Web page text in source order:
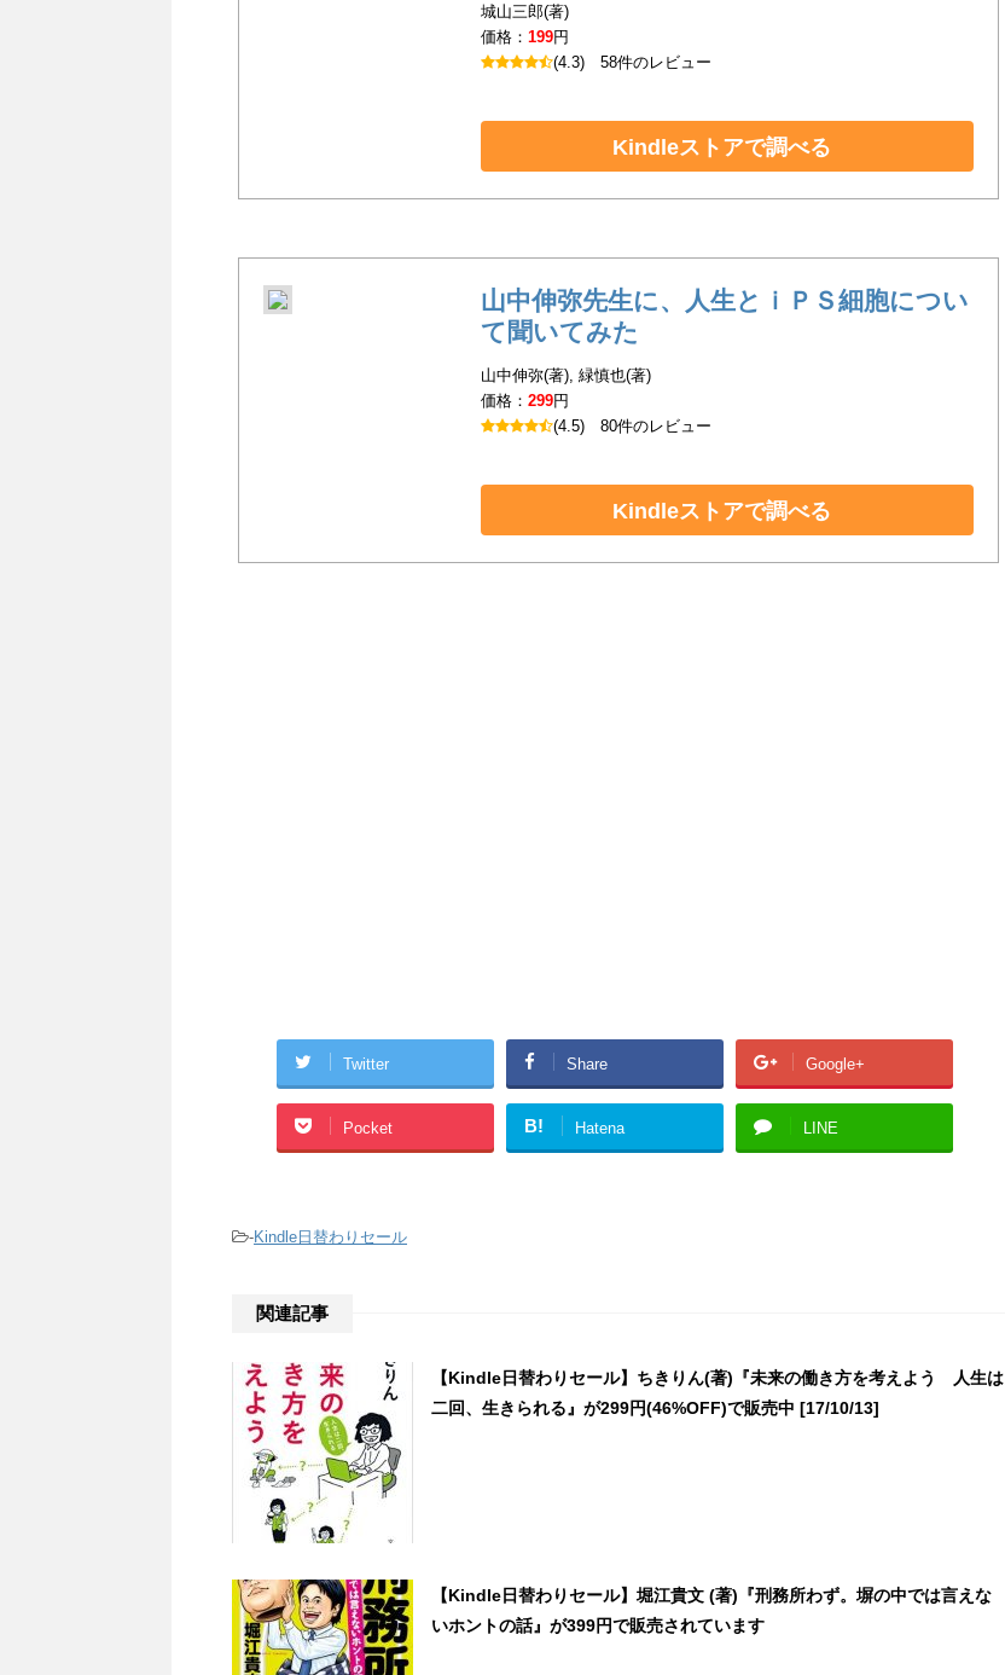
城山三郎(著)
価格：199円
(4.3)58件のレビュー
Kindleストアで調べる
山中伸弥先生に、人生とｉＰＳ細胞につい
て聞いてみた
山中伸弥(著), 緑慎也(著)
価格：299円
(4.5)80件のレビュー
Kindleストアで調べる
Twitter Share Google+
Pocket B! Hatena LINE
-Kindle日替わりセール
関連記事
【Kindle日替わりセール】ちきりん(著)『未来の働き方を考えよう 人生は
二回、生きられる』が299円(46%OFF)で販売中 [17/10/13]
【Kindle日替わりセール】堀江貴文 (著)『刑務所わず。塀の中では言えな
いホントの話』が399円で販売されています